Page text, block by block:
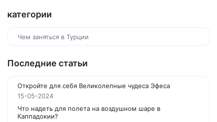
категории
Чем заняться в Турции
Последние статьи
Откройте для себя Великолепные чудеса Эфеса
15-05-2024
Что надеть для полета на воздушном шаре в
Каппадокии?